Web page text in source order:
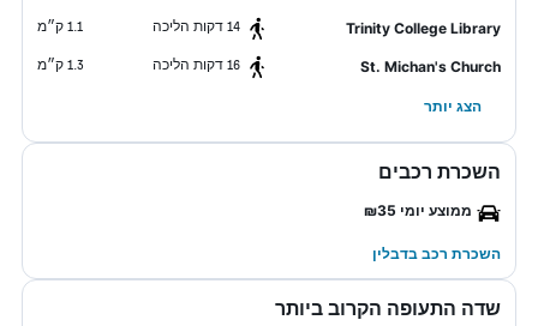
Trinity College Library 14 דקות הליכה 1.1 ק״מ
St. Michan's Church 16 דקות הליכה 1.3 ק״מ
הצג יותר
השכרת רכבים
ממוצע יומי ₪35
השכרת רכב בדבלין
שדה התעופה הקרוב ביותר